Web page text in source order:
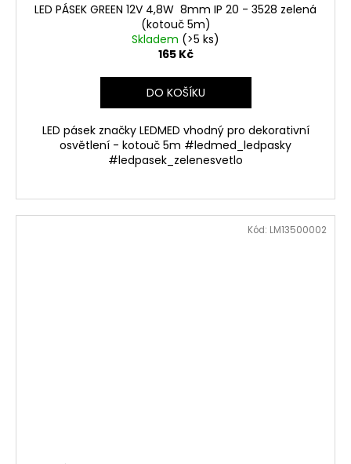
LED PÁSEK GREEN 12V 4,8W 8mm IP 20 - 3528 zelená
(kotouč 5m)
Skladem (>5 ks)
165 Kč
DO KOŠÍKU
LED pásek značky LEDMED vhodný pro dekorativní
osvětlení - kotouč 5m #ledmed_ledpasky
#ledpasek_zelenesvetlo
Kód: LM13500002